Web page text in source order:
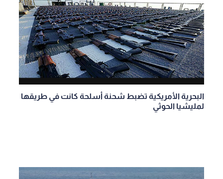
البحرية الأمريكية تضبط شحنة أسلحة كانت في طريقها
لمليشيا الحوثي